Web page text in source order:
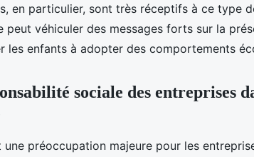
en particulier, sont très réceptifs à ce type
peut véhiculer des messages forts sur la
les enfants à adopter des comportements
sociale des entreprises
une préoccupation majeure pour les